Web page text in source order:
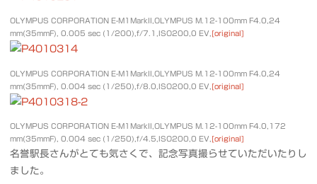
OLYMPUS CORPORATION E-M1MarkII,OLYMPUS M.12-100mm F4.0,24
mm(35mmF), 0.005 sec (1/200),f/7.1,ISO200,0 EV, [original]
OLYMPUS CORPORATION E-M1MarkII,OLYMPUS M.12-100mm F4.0,24
mm(35mmF), 0.004 sec (1/250),f/8.0,ISO200,0 EV, [original]
OLYMPUS CORPORATION E-M1MarkII,OLYMPUS M.12-100mm F4.0,172
mm(35mmF), 0.004 sec (1/250),f/4.5,ISO200,0 EV, [original]
名誉駅長さんがとても気さくで、記念写真撮らせていただいたりし
ました。